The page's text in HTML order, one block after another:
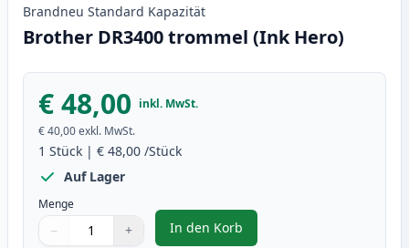
Brandneu Standard Kapazität
Brother DR3400 trommel (Ink Hero)
€ 48,00 inkl. MwSt.
€ 40,00exkl. MwSt.
1 Stück | € 48,00 /Stück
Auf Lager
Menge
Verwenden Sie die Tasten, um anzupassen
− +
1
In den Korb
, Brother DR3400 trommel (Ink